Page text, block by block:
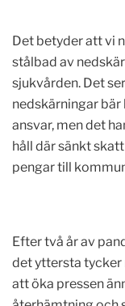
Det betyder att vi
stålbad av
sjukvården. Det
nedskärningar
ansvar, men det
håll där sänkt
pengar till
Efter två år av
det yttersta tycker
att öka pressen